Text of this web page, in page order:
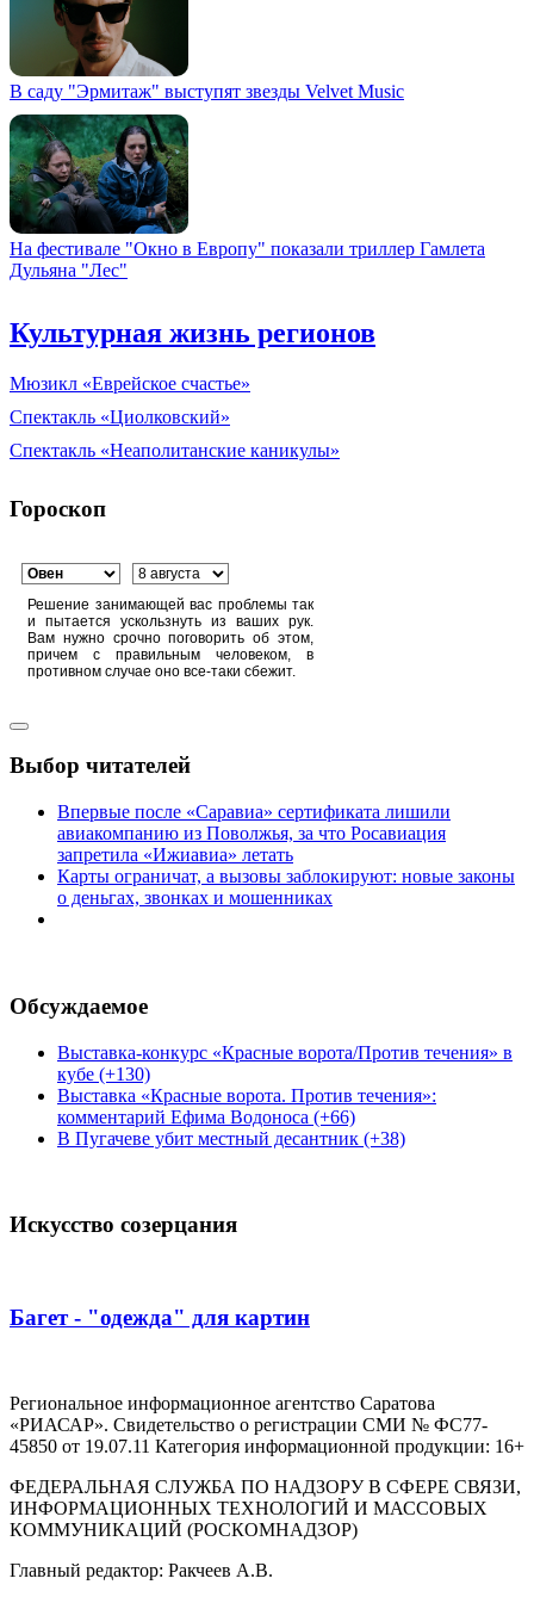
В саду "Эрмитаж" выступят звезды Velvet Music
На фестивале "Окно в Европу" показали триллер Гамлета
Дульяна "Лес"
Культурная жизнь регионов
Мюзикл «Еврейское счастье»
Спектакль «Циолковский»
Спектакль «Неаполитанские каникулы»
Гороскоп
Решение занимающей вас проблемы так
и пытается ускользнуть из ваших рук.
Вам нужно срочно поговорить об этом,
причем с правильным человеком, в
противном случае оно все-таки сбежит.
Выбор читателей
Впервые после «Саравиа» сертификата лишили
авиакомпанию из Поволжья, за что Росавиация
запретила «Ижиавиа» летать
Карты ограничат, а вызовы заблокируют: новые законы
о деньгах, звонках и мошенниках
Обсуждаемое
Выставка-конкурс «Красные ворота/Против течения» в
кубе (+130)
Выставка «Красные ворота. Против течения»:
комментарий Ефима Водоноса (+66)
В Пугачеве убит местный десантник (+38)
Искусство созерцания
Багет - "одежда" для картин
Региональное информационное агентство Саратова
«РИАСАР». Свидетельство о регистрации СМИ № ФС77-
45850 от 19.07.11 Категория информационной продукции: 16+
ФЕДЕРАЛЬНАЯ СЛУЖБА ПО НАДЗОРУ В СФЕРЕ СВЯЗИ,
ИНФОРМАЦИОННЫХ ТЕХНОЛОГИЙ И МАССОВЫХ
КОММУНИКАЦИЙ (РОСКОМНАДЗОР)
Главный редактор: Ракчеев А.В.